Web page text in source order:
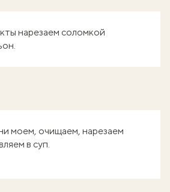
нарезаем соломкой
моем, очищаем, нарезаем
в суп.